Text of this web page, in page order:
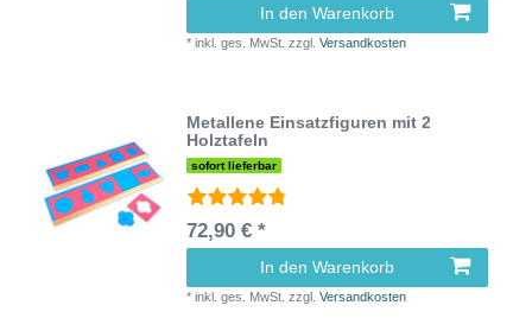
In den Warenkorb
*inkl. ges. MwSt. zzgl.Versandkosten
Metallene Einsatzfiguren mit 2
Holztafeln
sofort lieferbar
72,90 € *
In den Warenkorb
*inkl. ges. MwSt. zzgl.Versandkosten